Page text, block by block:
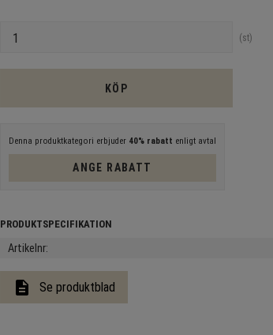
st
KÖP
Denna produktkategori erbjuder 40% rabatt enligt avtal
ANGE RABATT
Artikelnr
description Se produktblad